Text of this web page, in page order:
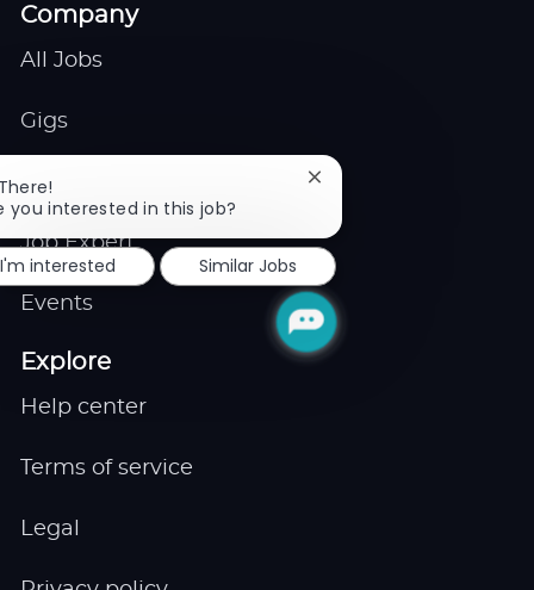
Company
All Jobs
Gigs
Remote
Job Expert
Events
Explore
Help center
Terms of service
Legal
you interested in this job?
Close
notification
I'm interested
Similar Jobs